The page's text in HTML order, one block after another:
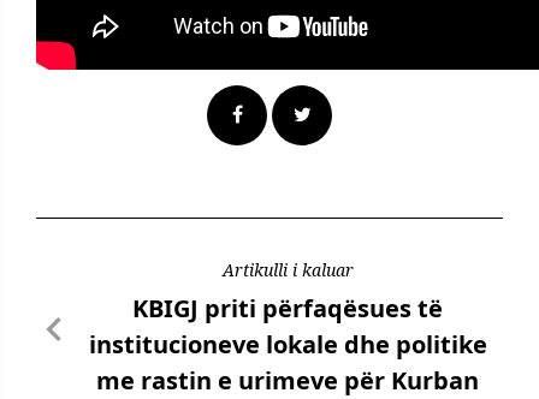
Artikulli i kaluar
KBIGJ priti përfaqësues të
institucioneve lokale dhe politike
me rastin e urimeve për Kurban